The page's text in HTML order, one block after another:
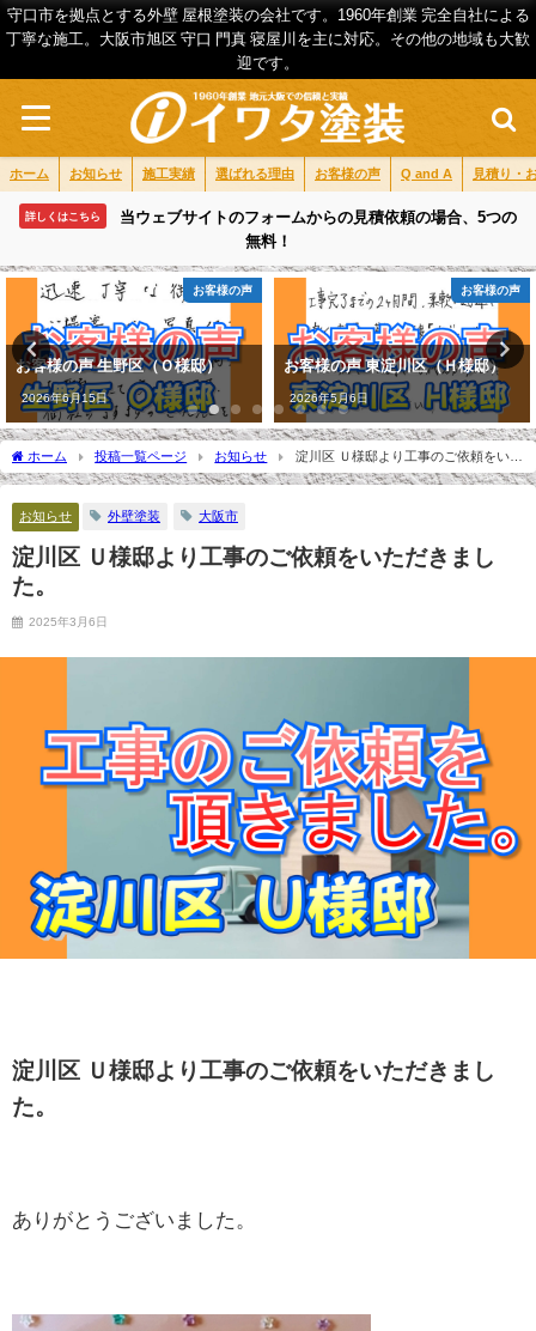
守口市を拠点とする外壁 屋根塗装の会社です。1960年創業 完全自社による
丁寧な施工。大阪市旭区 守口 門真 寝屋川を主に対応。その他の地域も大歓
迎です。
ホーム お知らせ 施工実績 選ばれる理由 お客様の声 Q and A 見積り・
詳しくはこちら
当ウェブサイトのフォームからの見積依頼の場合、5つの
無料！
お客様の声
お客様の声 生野区（Ｏ様邸）
2026年6月15日
お客様の声
お客様の声 東淀川区（Ｈ様邸）
2026年5月6日
ホーム 投稿一覧ページ お知らせ
淀川区 Ｕ様邸より工事のご依頼をいた
だきました。
お知らせ 外壁塗装 大阪市
淀川区 Ｕ様邸より工事のご依頼をいただきまし
た。
2025年3月6日
淀川区 Ｕ様邸より工事のご依頼をいただきまし
た。
ありがとうございました。